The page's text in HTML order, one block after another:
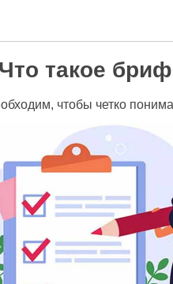
Что такое бриф
чтобы четко